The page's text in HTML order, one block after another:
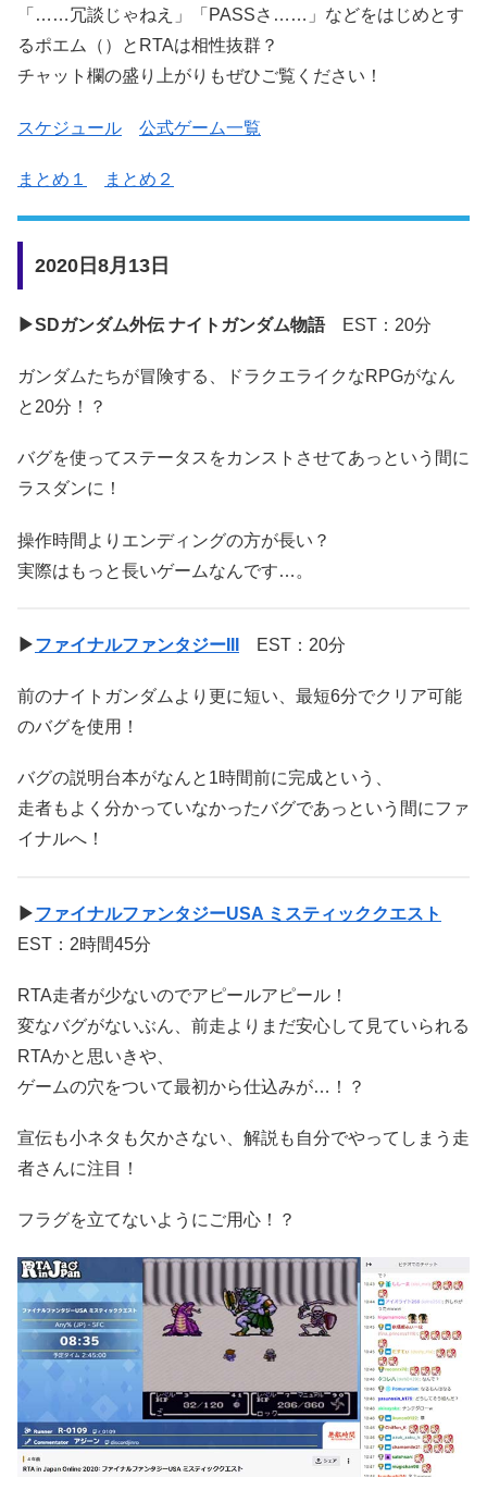
「……冗談じゃねえ」「PASSさ……」などをはじめとす
るポエム（）とRTAは相性抜群？
チャット欄の盛り上がりもぜひご覧ください！
スケジュール 公式ゲーム一覧
まとめ１ まとめ２
2020日8月13日
▶SDガンダム外伝 ナイトガンダム物語EST：20分
ガンダムたちが冒険する、ドラクエライクなRPGがなん
と20分！？
バグを使ってステータスをカンストさせてあっという間に
ラスダンに！
操作時間よりエンディングの方が長い？
実際はもっと長いゲームなんです…。
▶ファイナルファンタジーIII EST：20分
前のナイトガンダムより更に短い、最短6分でクリア可能
のバグを使用！
バグの説明台本がなんと1時間前に完成という、
走者もよく分かっていなかったバグであっという間にファ
イナルへ！
▶ファイナルファンタジーUSA ミスティッククエスト
EST：2時間45分
RTA走者が少ないのでアピールアピール！
変なバグがないぶん、前走よりまだ安心して見ていられる
RTAかと思いきや、
ゲームの穴をついて最初から仕込みが…！？
宣伝も小ネタも欠かさない、解説も自分でやってしまう走
者さんに注目！
フラグを立てないようにご用心！？